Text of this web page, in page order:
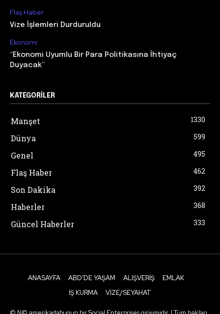
Flaş Haber
Vize İşlemleri Durduruldu
Ekonomi
“Ekonomi Uyumlu Bir Para Politikasına İhtiyaç
Duyacak”
KATEGORILER
Manşet 1330
Dünya 599
Genel 495
Flaş Haber 462
Son Dakika 392
Haberler 368
Güncel Haberler 333
ANASAYFA ABD’DE YAŞAM ALIŞVERIŞ
EMLAK
İŞ KURMA
VIZE/SEYAHAT